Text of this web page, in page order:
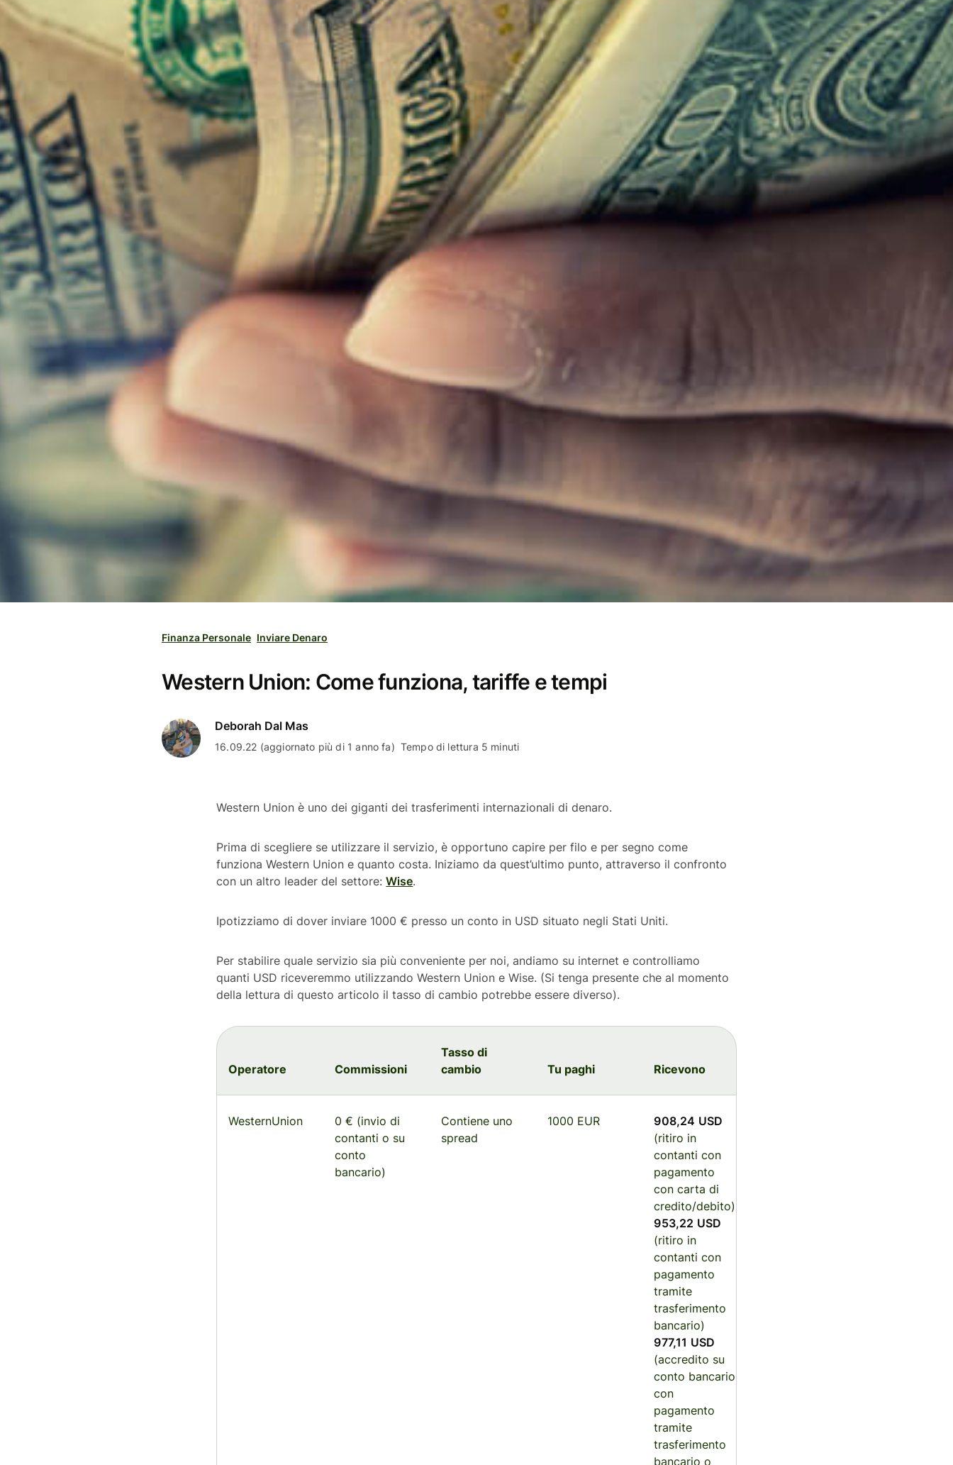
Finanza Personale Inviare Denaro
Western Union: Come funziona, tariffe e tempi
Deborah Dal Mas
16.09.22 (aggiornato più di 1 anno fa) Tempo di lettura 5 minuti
Western Union è uno dei giganti dei trasferimenti internazionali di denaro.
Prima di scegliere se utilizzare il servizio, è opportuno capire per filo e per segno come
funziona Western Union e quanto costa. Iniziamo da quest’ultimo punto, attraverso il confronto
con un altro leader del settore:Wise.
Ipotizziamo di dover inviare 1000 € presso un conto in USD situato negli Stati Uniti.
Per stabilire quale servizio sia più conveniente per noi, andiamo su internet e controlliamo
quanti USD riceveremmo utilizzando Western Union e Wise. (Si tenga presente che al momento
della lettura di questo articolo il tasso di cambio potrebbe essere diverso).
Operatore Commissioni
Tasso di
cambio
Tu paghi Ricevono
WesternUnion
0 € (invio di
contanti o su
conto
bancario)
Contiene uno
spread
1000 EUR
908,24 USD
(ritiro in
contanti con
pagamento
con carta di
credito/debito)
953,22 USD
(ritiro in
contanti con
pagamento
tramite
trasferimento
bancario)
977,11 USD
(accredito su
conto bancario
con
pagamento
tramite
trasferimento
bancario o